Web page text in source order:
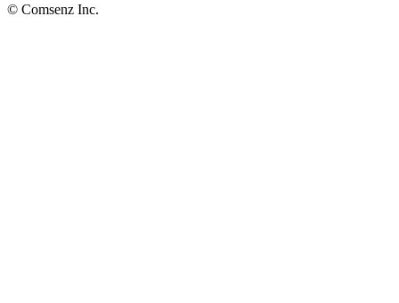
© Comsenz Inc.